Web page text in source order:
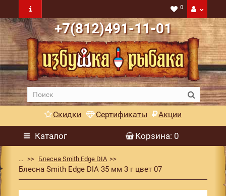
0
+7(812)491-11-01
Скидки Сертификаты Акции
Каталог Корзина: 0
... Блесна Smith Edge DIA
Блесна Smith Edge DIA 35 мм 3 г цвет 07